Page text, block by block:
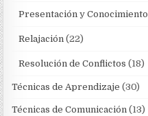
Presentación y Conocimiento
Relajación (22)
Resolución de Conflictos (18)
Técnicas de Aprendizaje (30)
Técnicas de Comunicación (13)